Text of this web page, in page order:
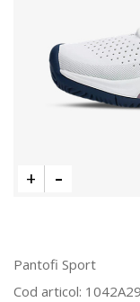
Pantofi Sport
Cod articol: